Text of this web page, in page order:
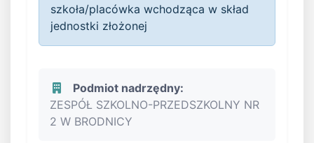
szkoła/placówka wchodząca w skład
jednostki złożonej
Podmiot nadrzędny:
ZESPÓŁ SZKOLNO-PRZEDSZKOLNY NR
2 W BRODNICY